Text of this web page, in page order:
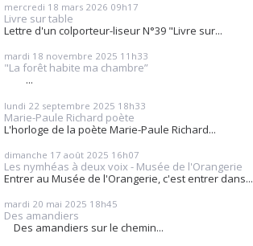
mercredi 18 mars 2026 09h17
Livre sur table
Lettre d'un colporteur-liseur N°39 "Livre sur...
mardi 18 novembre 2025 11h33
"La forêt habite ma chambre”
...
lundi 22 septembre 2025 18h33
Marie-Paule Richard poète
L'horloge de la poète Marie-Paule Richard...
dimanche 17 août 2025 16h07
Les nymhéas à deux voix - Musée de l'Orangerie
Entrer au Musée de l'Orangerie, c'est entrer dans...
mardi 20 mai 2025 18h45
Des amandiers
Des amandiers sur le chemin...